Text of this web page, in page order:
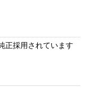
正採用されています